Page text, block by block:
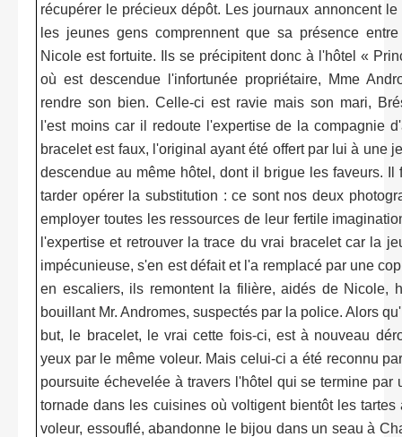
récupérer le précieux dépôt. Les journaux annoncent
les jeunes gens comprennent que sa présence
Nicole est fortuite. Ils se précipitent donc à l'hôtel «
où est descendue l'infortunée propriétaire, Mme
rendre son bien. Celle-ci est ravie mais son mari,
l'est moins car il redoute l'expertise de la compagnie
bracelet est faux, l'original ayant été offert par lui à une
descendue au même hôtel, dont il brigue les faveurs. Il
tarder opérer la substitution : ce sont nos deux
employer toutes les ressources de leur fertile
l'expertise et retrouver la trace du vrai bracelet car la
impécunieuse, s'en est défait et l'a remplacé par une
en escaliers, ils remontent la filière, aidés de Nicole,
bouillant Mr. Andromes, suspectés par la police. Alors
but, le bracelet, le vrai cette fois-ci, est à nouveau
yeux par le même voleur. Mais celui-ci a été reconnu
poursuite échevelée à travers l'hôtel qui se termine par
tornade dans les cuisines où voltigent bientôt les tartes
voleur, essouflé, abandonne le bijou dans un seau à